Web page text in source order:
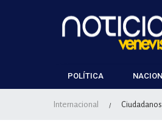
POLÍTICA
Internacional /